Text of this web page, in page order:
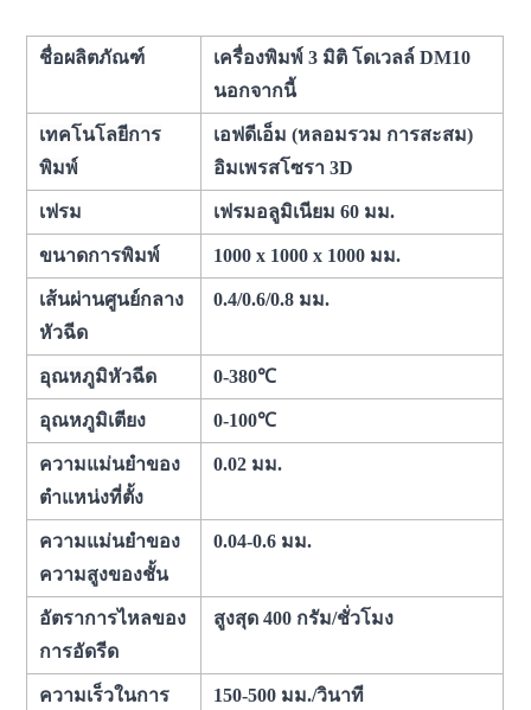
ชื่อผลิตภัณฑ์
เครื่องพิมพ์ 3 มิติ โดเวลล์ DM10
นอกจากนี้
เทคโนโลยีการ
พิมพ์
เอฟดีเอ็ม (หลอมรวม การสะสม)
อิมเพรสโซรา 3D
เฟรม เฟรมอลูมิเนียม 60 มม.
ขนาดการพิมพ์ 1000 x 1000 x 1000 มม.
เส้นผ่านศูนย์กลาง
หัวฉีด
0.4/0.6/0.8 มม.
อุณหภูมิหัวฉีด 0-380℃
อุณหภูมิเตียง 0-100℃
ความแม่นยำของ
ตำแหน่งที่ตั้ง
0.02 มม.
ความแม่นยำของ
ความสูงของชั้น
0.04-0.6 มม.
อัตราการไหลของ
การอัดรีด
สูงสุด 400 กรัม/ชั่วโมง
ความเร็วในการ
150-500 มม./วินาที